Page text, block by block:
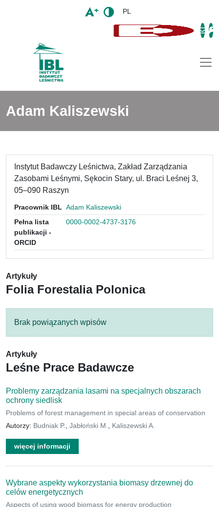
PL
Adam Kaliszewski
Instytut Badawczy Leśnictwa, Zakład Zarządzania
Zasobami Leśnymi, Sękocin Stary, ul. Braci Leśnej 3,
05–090 Raszyn
Pracownik IBL Adam Kaliszewski
Pełna lista
publikacji -
ORCID
0000-0002-4737-3176
Artykuły
Folia Forestalia Polonica
Brak powiązanych wpisów
Artykuły
Leśne Prace Badawcze
Problemy zarządzania lasami na specjalnych obszarach
ochrony siedlisk
Problems of forest management in special areas of conservation
Autorzy: Budniak P. Jabłoński M. Kaliszewski A.
więcej informacji
Wybrane aspekty wykorzystania biomasy drzewnej do
celów energetycznych
Aspects of using wood biomass for energy production